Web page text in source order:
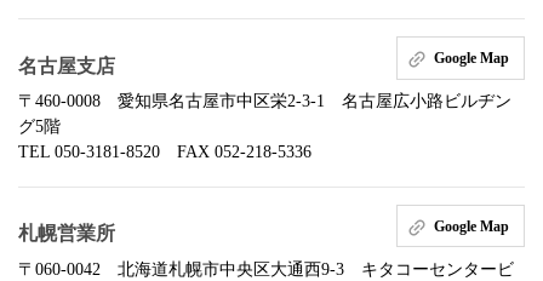
名古屋支店 Google Map
〒460-0008 愛知県名古屋市中区栄2-3-1 名古屋広小路ビルヂン
グ5階
TEL 050-3181-8520 FAX 052-218-5336
札幌営業所 Google Map
〒060-0042 北海道札幌市中央区大通西9-3 キタコーセンタービ